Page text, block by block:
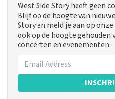
West Side Story heeft geen
Blijf op de hoogte van
Story en meld je aan op
ook op de hoogte gehouden
concerten en evenementen.